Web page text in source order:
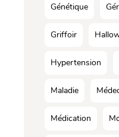
Génétique
Griffoir
Hypertension
Maladie
Médication